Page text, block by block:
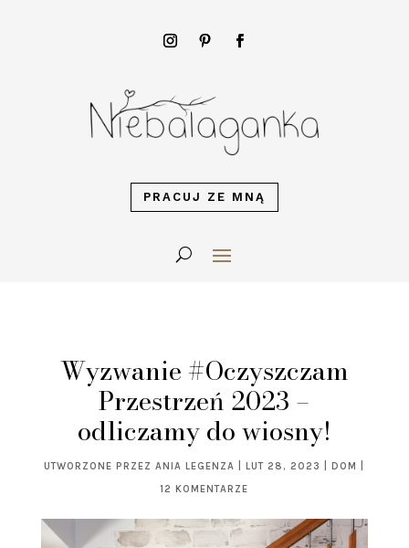
PRACUJ ZE MNĄ
Wyzwanie #Oczyszczam
Przestrzeń 2023 –
odliczamy do wiosny!
UTWORZONE PRZEZANIA LEGENZA LUT 28, 2023 DOM
12 KOMENTARZE